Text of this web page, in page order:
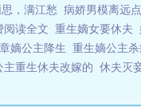
，满江愁
病娇男模离远
阅读全文 重生嫡女要休夫
嫡公主降生 重生嫡公主
主重生休夫改嫁的 休夫灭